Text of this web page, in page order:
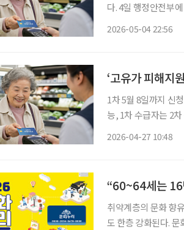
다. 4일 행정안전부에 따르면 3일 24시 기준으로 246만6596명이 고유가 피해지원금을 신청
2026-05-04 22:56
‘고유가 피해지
1차 5월 8일까지 신
능, 1차 수급자는 2차
2026-04-27 10:48
“60~64세는 16
취약계층의 문화 향
도 한층 강화된다.